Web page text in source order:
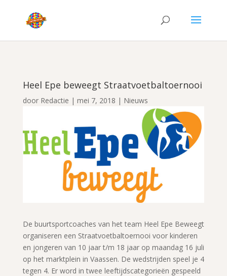
Heel Epe beweegt Straatvoetbaltoernooi
door Redactie | mei 7, 2018 | Nieuws
De buurtsportcoaches van het team Heel Epe Beweegt
organiseren een Straatvoetbaltoernooi voor kinderen
en jongeren van 10 jaar t/m 18 jaar op maandag 16 juli
op het marktplein in Vaassen. De wedstrijden speel je 4
tegen 4. Er word in twee leeftijdscategorieën gespeeld